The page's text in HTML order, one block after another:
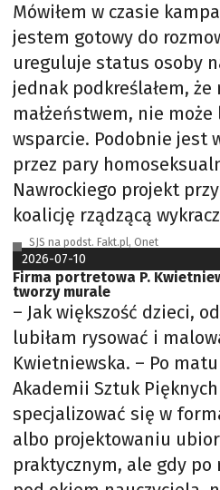
Mówiłem w czasie
jestem gotowy do
ureguluje status osoby
jednak podkreślałem,
małżeństwem, nie
wsparcie. Podobnie jest
przez pary
Nawrockiego projekt
koalicję rządzącą
SJS na podst. Fakt.pl, Onet
2026-07-10
Firma portretowa P.
tworzy murale
– Jak większość dzieci,
lubiłam rysować i
Kwietniewska. – Po
Akademii Sztuk Pięknych
specjalizować się w
albo projektowaniu
praktycznym, ale gdy po